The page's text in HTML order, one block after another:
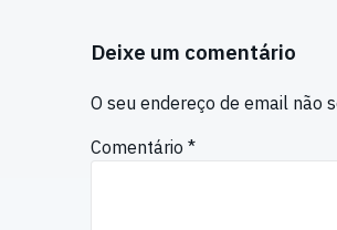
Deixe um comentário
O seu endereço de email não
Comentário *